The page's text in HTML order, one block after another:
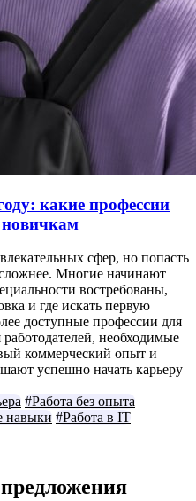
какие профессии
новичкам
сфер, но попасть
сложнее. Многие начинают
востребованы,
и где искать первую
доступные профессии для
необходимые
коммерческий опыт и
успешно начать карьеру
#Работа без опыта
навыки #Работа в IT